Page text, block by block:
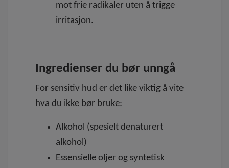
mot frie radikaler uten å trigge
irritasjon.
Ingredienser du bør unngå
For sensitiv hud er det like viktig å vite
hva du ikke bør bruke:
Alkohol (spesielt denaturert
alkohol)
Essensielle oljer og syntetisk